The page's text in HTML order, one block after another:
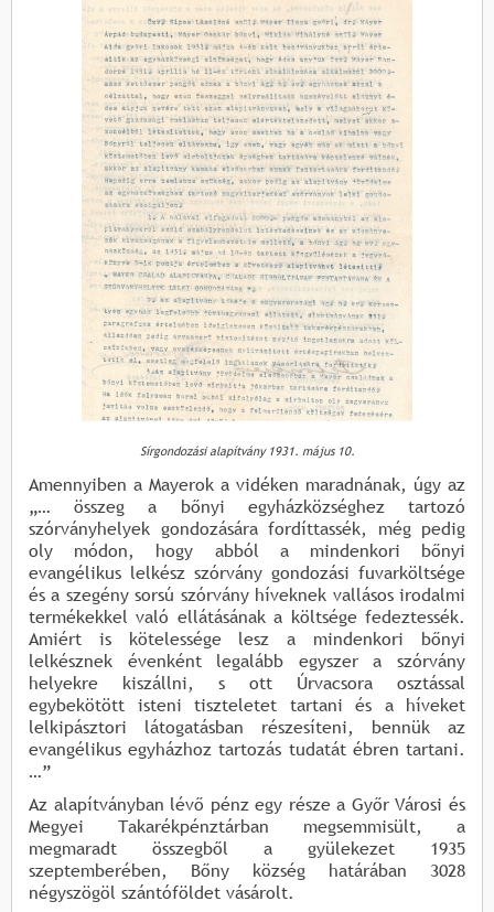
Sírgondozási alapítvány 1931. május 10.
Amennyiben a Mayerok a vidéken maradnának, úgy az
„… összeg a bőnyi egyházközséghez tartozó
szórványhelyek gondozására fordíttassék, még pedig
oly módon, hogy abból a mindenkori bőnyi
evangélikus lelkész szórvány gondozási fuvarköltsége
és a szegény sorsú szórvány híveknek vallásos irodalmi
termékekkel való ellátásának a költsége fedeztessék.
Amiért is kötelessége lesz a mindenkori bőnyi
lelkésznek évenként legalább egyszer a szórvány
helyekre kiszállni, s ott Úrvacsora osztással
egybekötött isteni tiszteletet tartani és a híveket
lelkipásztori látogatásban részesíteni, bennük az
evangélikus egyházhoz tartozás tudatát ébren tartani.
…”
Az alapítványban lévő pénz egy része a Győr Városi és
Megyei Takarékpénztárban megsemmisült, a
megmaradt összegből a gyülekezet 1935
szeptemberében, Bőny község határában 3028
négyszögöl szántóföldet vásárolt.